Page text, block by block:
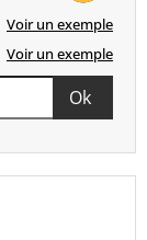
Voir un exemple
Voir un exemple